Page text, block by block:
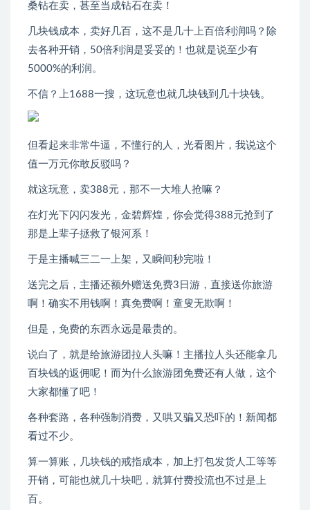
桑钻在卖，甚至当成钻石在卖！
几块钱成本，卖好几百，这不是几十上百倍利润吗？除
去各种开销，50倍利润是妥妥的！也就是说至少有
5000%的利润。
不信？上1688一搜，这玩意也就几块钱到几十块钱。
但看起来非常牛逼，不懂行的人，光看图片，我说这个
值一万元你敢反驳吗？
就这玩意，卖388元，那不一大堆人抢嘛？
在灯光下闪闪发光，金碧辉煌，你会觉得388元抢到了
那是上辈子拯救了银河系！
于是主播喊三二一上架，又瞬间秒完啦！
送完之后，主播还额外赠送免费3日游，直接送你旅游
啊！确实不用钱啊！真免费啊！童叟无欺啊！
但是，免费的东西永远是最贵的。
说白了，就是给旅游团拉人头嘛！主播拉人头还能拿几
百块钱的返佣呢！而为什么旅游团免费还有人做，这个
大家都懂了吧！
各种套路，各种强制消费，又哄又骗又恐吓的！新闻都
看过不少。
算一算账，几块钱的戒指成本，加上打包发货人工等等
开销，可能也就几十块吧，就算付费投流也不过是上
百。